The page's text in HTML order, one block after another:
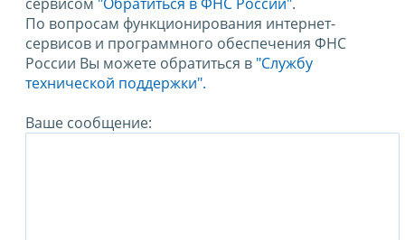
сервисом "Обратиться в ФНС России".
По вопросам функционирования интернет-
сервисов и программного обеспечения ФНС
России Вы можете обратиться в "Службу
технической поддержки".
Ваше сообщение: